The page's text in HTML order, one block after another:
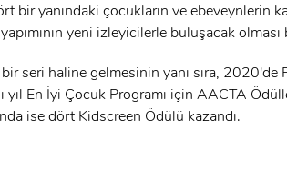
Beni Hatırla
bir yanındaki çocukların ve ebeveynlerin
yeni izleyicilerle buluşacak olması
seri haline gelmesinin yanı sıra,
yıl En İyi Çocuk Programı için AACTA
ise dört Kidscreen Ödülü kazandı.